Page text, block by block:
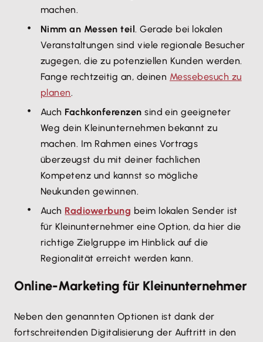
machen.
Nimm an Messen teil. Gerade bei lokalen
Veranstaltungen sind viele regionale Besucher
zugegen, die zu potenziellen Kunden werden.
Fange rechtzeitig an, deinen Messebesuch zu
planen.
Auch Fachkonferenzensind ein geeigneter
Weg dein Kleinunternehmen bekannt zu
machen. Im Rahmen eines Vortrags
überzeugst du mit deiner fachlichen
Kompetenz und kannst so mögliche
Neukunden gewinnen.
Auch Radiowerbung beim lokalen Sender ist
für Kleinunternehmer eine Option, da hier die
richtige Zielgruppe im Hinblick auf die
Regionalität erreicht werden kann.
Online-Marketing für Kleinunternehmer
Neben den genannten Optionen ist dank der
fortschreitenden Digitalisierung der Auftritt in den